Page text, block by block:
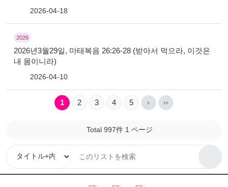
2026-04-18
2026
2026년3월29일, 마태복음 26:26-28 (받아서 먹으라, 이것은
내 몸이니라)
2026-04-10
1 2 3 4 5
Total 997件1 ページ